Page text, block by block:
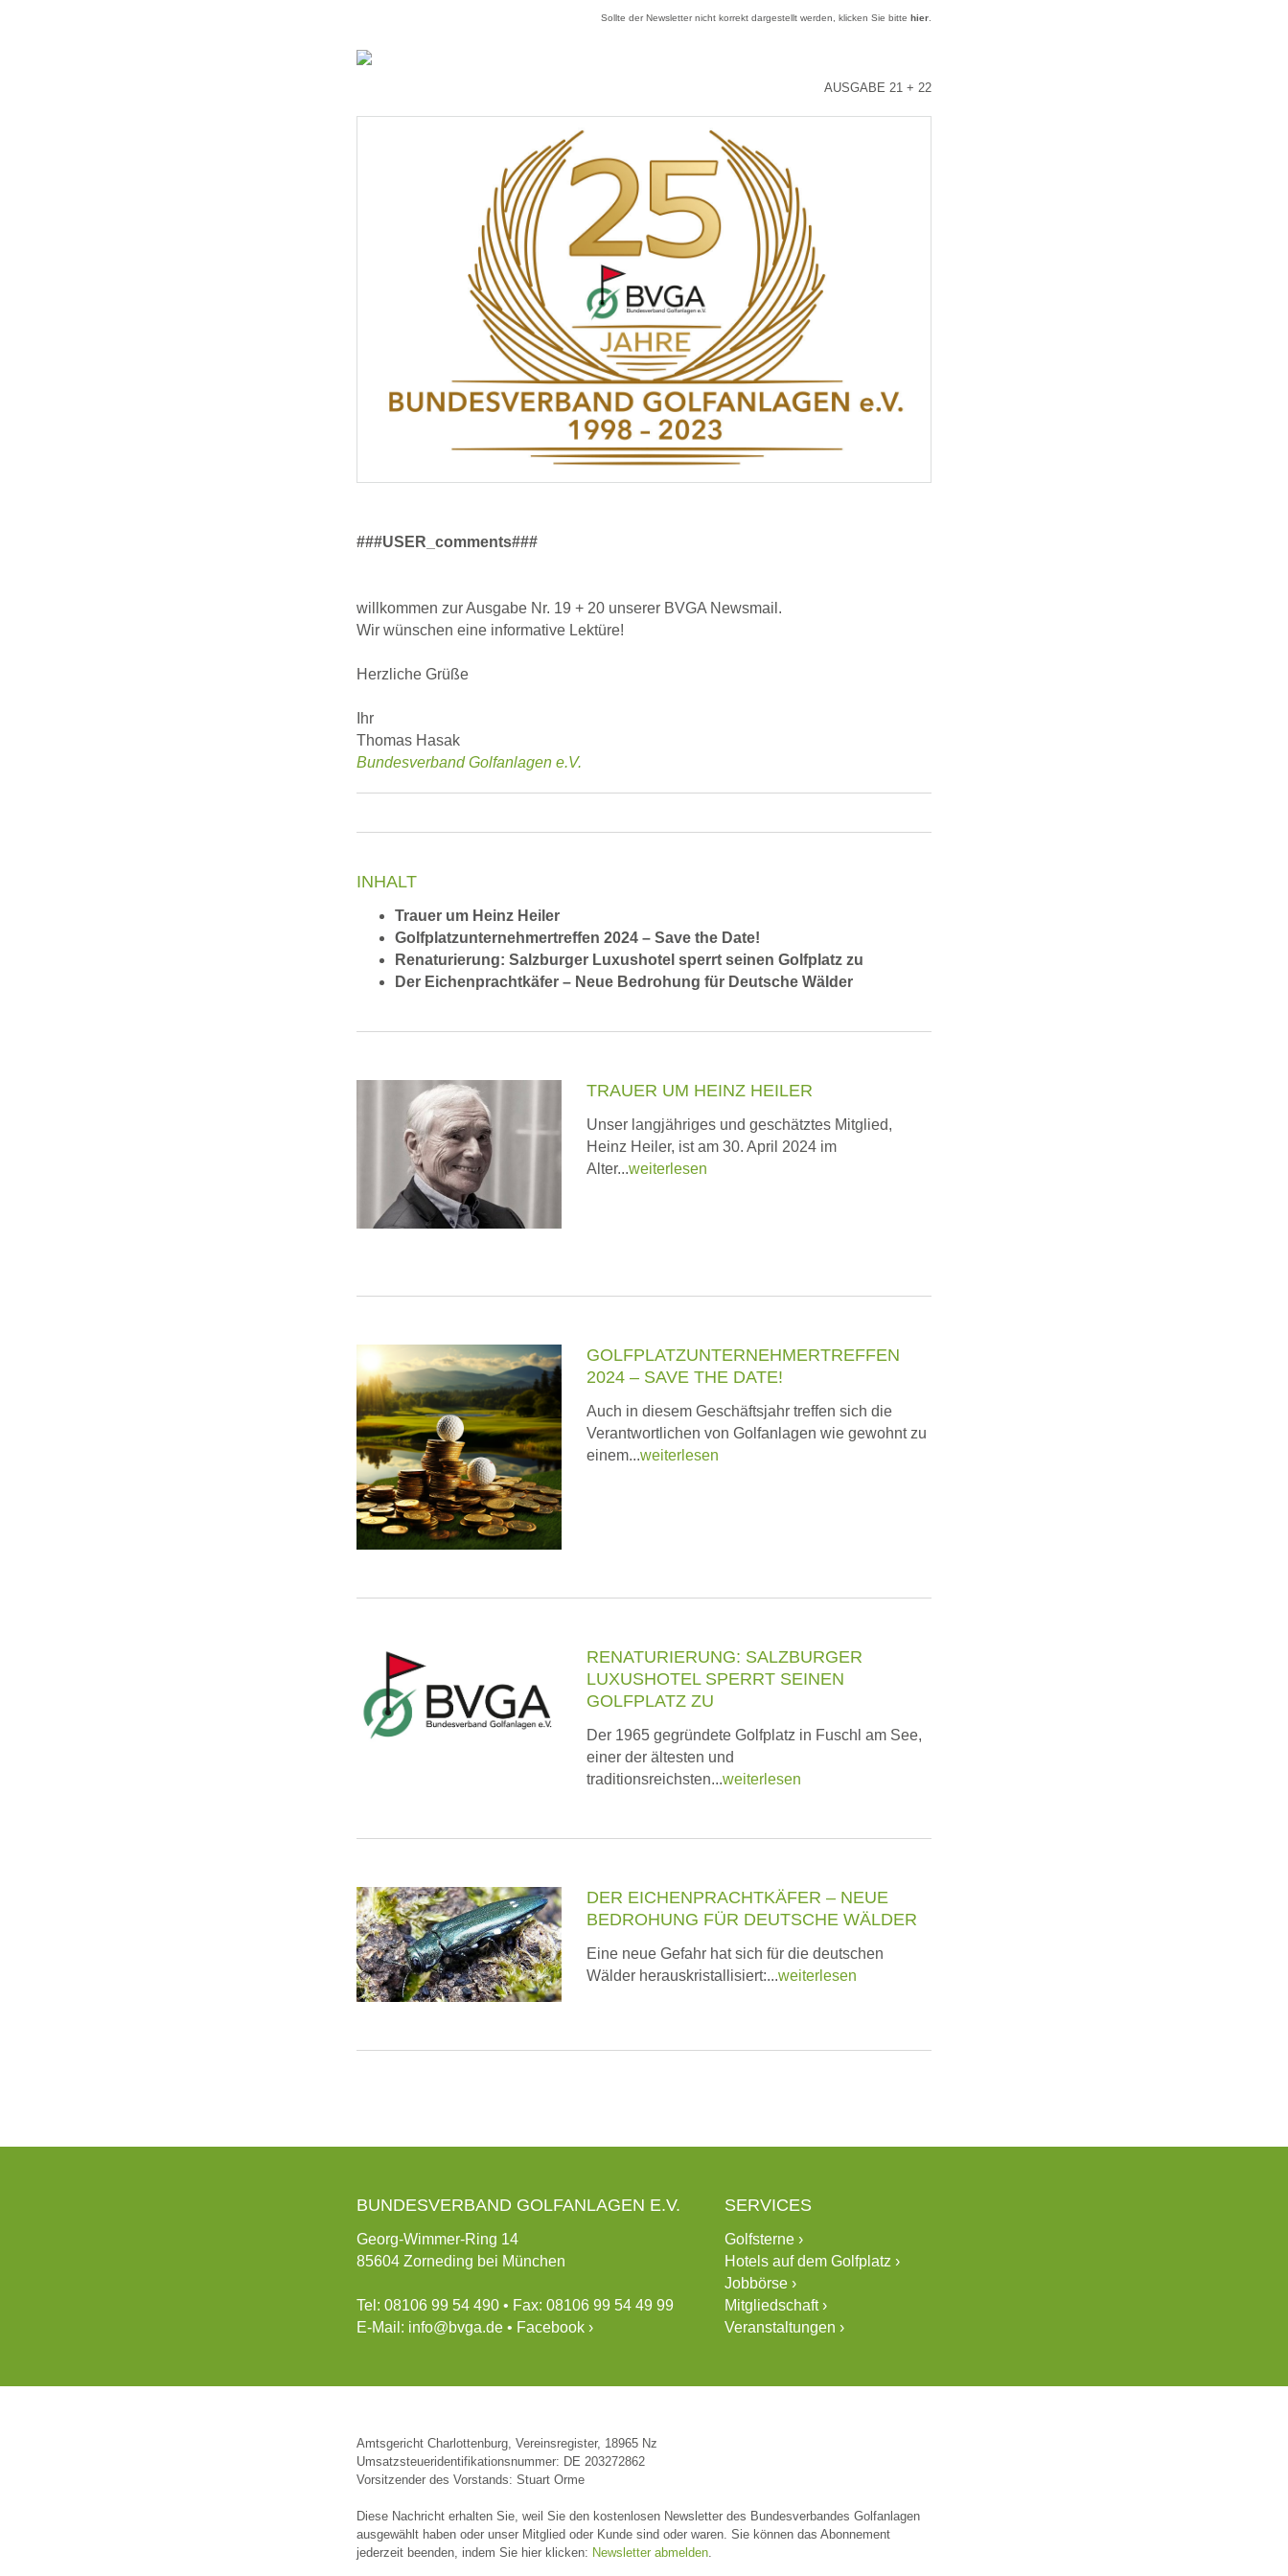
Sollte der Newsletter nicht korrekt dargestellt werden, klicken Sie bitte hier
AUSGABE 21 + 22
###USER_comments###
willkommen zur Ausgabe Nr. 19 + 20 unserer BVGA Newsmail.
Wir wünschen eine informative Lektüre!
Herzliche Grüße
Ihr
Thomas Hasak
Bundesverband Golfanlagen e.V.
INHALT
Trauer um Heinz Heiler
Golfplatzunternehmertreffen 2024 – Save the Date!
Renaturierung: Salzburger Luxushotel sperrt seinen Golfplatz zu
Der Eichenprachtkäfer – Neue Bedrohung für Deutsche Wälder
TRAUER UM HEINZ HEILER
Unser langjähriges und geschätztes Mitglied,
Heinz Heiler, ist am 30. April 2024 im
Alter...weiterlesen
GOLFPLATZUNTERNEHMERTREFFEN
2024 – SAVE THE DATE!
Auch in diesem Geschäftsjahr treffen sich die
Verantwortlichen von Golfanlagen wie gewohnt zu
einem...weiterlesen
RENATURIERUNG: SALZBURGER
LUXUSHOTEL SPERRT SEINEN
GOLFPLATZ ZU
Der 1965 gegründete Golfplatz in Fuschl am See,
einer der ältesten und
traditionsreichsten...weiterlesen
DER EICHENPRACHTKÄFER – NEUE
BEDROHUNG FÜR DEUTSCHE WÄLDER
Eine neue Gefahr hat sich für die deutschen
Wälder herauskristallisiert:...weiterlesen
BUNDESVERBAND GOLFANLAGEN E.V.
Georg-Wimmer-Ring 14
85604 Zorneding bei München
Tel: 08106 99 54 490 • Fax: 08106 99 54 49 99
E-Mail: info@bvga.de • Facebook ›
SERVICES
Golfsterne ›
Hotels auf dem Golfplatz ›
Jobbörse ›
Mitgliedschaft ›
Veranstaltungen ›
Amtsgericht Charlottenburg, Vereinsregister, 18965 Nz
Umsatzsteueridentifikationsnummer: DE 203272862
Vorsitzender des Vorstands: Stuart Orme
Diese Nachricht erhalten Sie, weil Sie den kostenlosen Newsletter des Bundesverbandes Golfanlagen
ausgewählt haben oder unser Mitglied oder Kunde sind oder waren. Sie können das Abonnement
jederzeit beenden, indem Sie hier klicken: Newsletter abmelden.